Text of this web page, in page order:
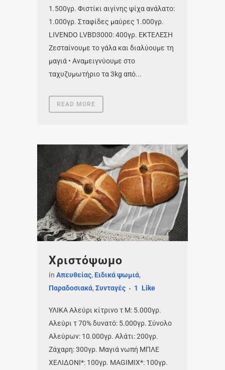
1.500γρ. Φιστίκι αιγίνης ψίχα ανάλατο:
1.000γρ. Σταφίδες μαύρες 1.000γρ.
LIVENDO LVBD3000: 400γρ. ΕΚΤΕΛΕΣΗ
Ζεσταίνουμε το γάλα και διαλύουμε τη
μαγιά • Αναμειγνύουμε στο
ταχυζυμωτήριο τα 3kg από...
READ MORE
Χριστόψωμο
in Απευθείας, Ειδικά ψωμιά,
Παραδοσιακά,Συνταγές 1 Like
ΥΛΙΚΑ Αλεύρι κίτρινο τ Μ: 5.000γρ.
Αλεύρι τ 70% δυνατό: 5.000γρ. Σύνολο
Αλεύρων: 10.000γρ. Αλάτι: 200γρ.
Ζάχαρη: 300γρ. Μαγιά νωπή ΜΠΛΕ
ΧΕΛΙΔΟΝΙ*: 100γρ. MAGIMIX*: 100γρ.